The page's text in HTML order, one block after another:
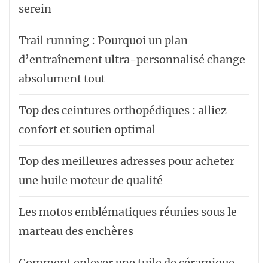
serein
Trail running : Pourquoi un plan
d’entraînement ultra-personnalisé change
absolument tout
Top des ceintures orthopédiques : alliez
confort et soutien optimal
Top des meilleures adresses pour acheter
une huile moteur de qualité
Les motos emblématiques réunies sous le
marteau des enchères